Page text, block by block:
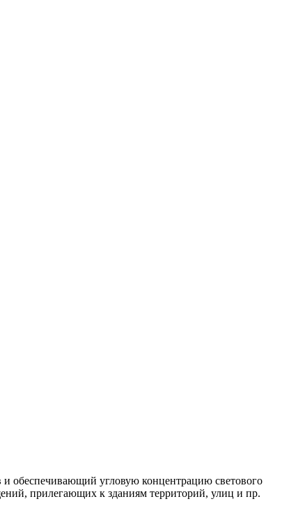
обеспечивающий угловую концентрацию светового
прилегающих к зданиям территорий, улиц и пр.